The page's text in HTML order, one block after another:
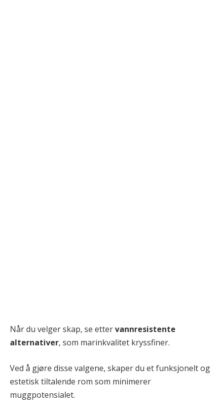
Når du velger skap, se ettervannresistente
alternativer, som marinkvalitet kryssfiner.
Ved å gjøre disse valgene, skaper du et funksjonelt og
estetisk tiltalende rom som minimerer
muggpotensialet.